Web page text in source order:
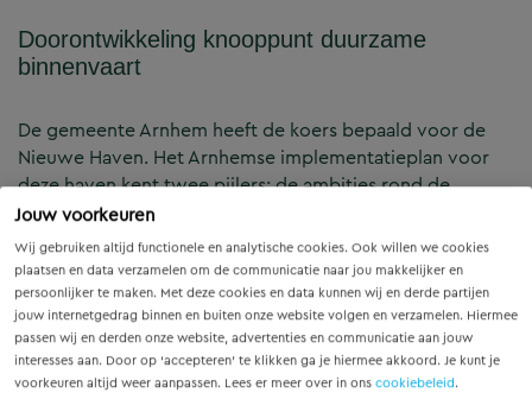
Jouw voorkeuren
Wij gebruiken altijd functionele en analytische cookies. Ook willen we cookies
plaatsen en data verzamelen om de communicatie naar jou makkelijker en
persoonlijker te maken. Met deze cookies en data kunnen wij en derde partijen
jouw internetgedrag binnen en buiten onze website volgen en verzamelen. Hiermee
passen wij en derden onze website, advertenties en communicatie aan jouw
interesses aan. Door op ‘accepteren’ te klikken ga je hiermee akkoord. Je kunt je
voorkeuren altijd weer aanpassen. Lees er meer over in ons cookiebeleid.
Doorontwikkeling knooppunt duurzame
binnenvaart
De gemeente Arnhem heeft de koers bepaald voor de
Nieuwe Haven. Het Arnhemse implementatieplan voor
deze haven kent twee pijlers: de ambities rond de
energietransitie en die van de maritieme industrie. De
Nieuwe Haven is bij uitstek een plaats voor de
verbinding tussen het energiecluster op het
Industriepark Kleefse Waard en een duurzame
scheepvaart. De maritieme maakindustrie (MMI) vormt
dan de schakel. In en aan de Nieuwe Haven in Arnhem
liggen kansen voor de MMI en bedrijven die op een